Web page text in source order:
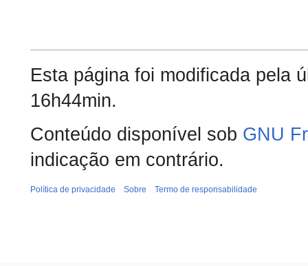
Esta página foi modificada pela
16h44min.
Conteúdo disponível sob GNU
indicação em contrário.
Política de privacidade Sobre Termo de responsabilidade